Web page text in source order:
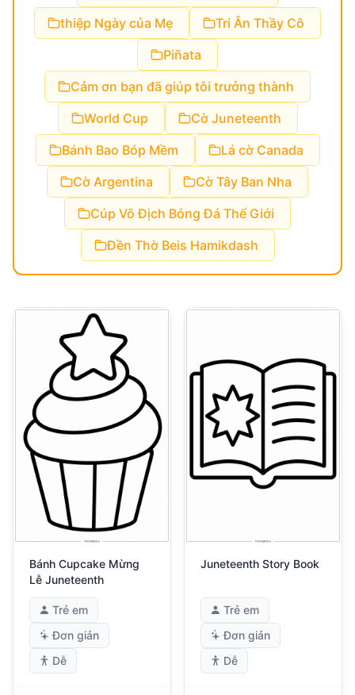
thiệp Ngày của Mẹ
Tri Ân Thầy Cô
Piñata
Cảm ơn bạn đã giúp tôi trưởng thành
World Cup
Cờ Juneteenth
Bánh Bao Bóp Mềm
Lá cờ Canada
Cờ Argentina
Cờ Tây Ban Nha
Cúp Vô Địch Bóng Đá Thế Giới
Đền Thờ Beis Hamikdash
Bánh Cupcake Mừng
Lễ Juneteenth
Trẻ em
Đơn giản
Dễ
Juneteenth Story Book
Trẻ em
Đơn giản
Dễ